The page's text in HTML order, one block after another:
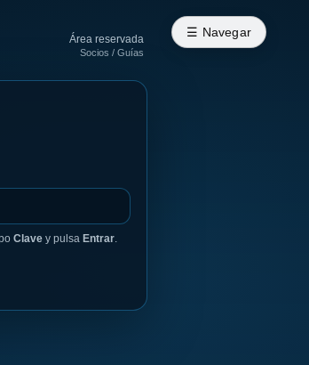
Área reservada
Socios / Guías
Clave y pulsa Entrar.
☰ Navegar